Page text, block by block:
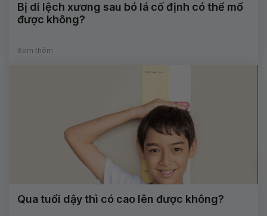
Bị di lệch xương sau bó lá cố định có thể mổ
được không?
Xem thêm
Qua tuổi dậy thì có cao lên được không?